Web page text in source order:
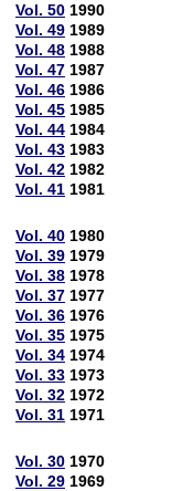
Vol. 50 1990
Vol. 49 1989
Vol. 48 1988
Vol. 47 1987
Vol. 46 1986
Vol. 45 1985
Vol. 44 1984
Vol. 43 1983
Vol. 42 1982
Vol. 41 1981
Vol. 40 1980
Vol. 39 1979
Vol. 38 1978
Vol. 37 1977
Vol. 36 1976
Vol. 35 1975
Vol. 34 1974
Vol. 33 1973
Vol. 32 1972
Vol. 31 1971
Vol. 30 1970
Vol. 29 1969